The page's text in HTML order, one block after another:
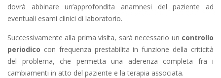
dovrà abbinare un’approfondita anamnesi del paziente ad
eventuali esami clinici di laboratorio.
Successivamente alla prima visita, sarà necessario un controllo
periodico con frequenza prestabilita in funzione della criticità
del problema, che permetta una aderenza completa fra i
cambiamenti in atto del paziente e la terapia associata.